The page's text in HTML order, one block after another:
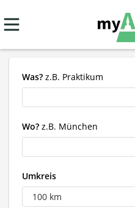
Was? z.B. Praktikum
Wo? z.B. München
Umkreis